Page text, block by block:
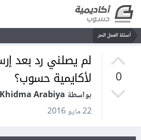
أسئلة العمل الحر
0
لم يصلني رد بعد
لأكايمية حسوب؟
بواسطة Khidma Arabiya
22 مايو 2016